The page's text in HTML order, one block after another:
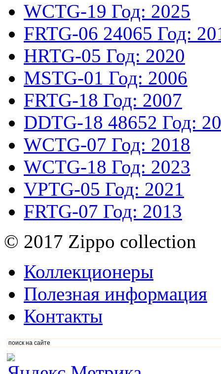
WCTG-19 Год: 2025
FRTG-06 24065 Год:
HRTG-05 Год: 2020
MSTG-01 Год: 2006
FRTG-18 Год: 2007
DDTG-18 48652 Год:
WCTG-07 Год: 2018
WCTG-18 Год: 2023
VPTG-05 Год: 2021
FRTG-07 Год: 2013
© 2017 Zippo collection
Коллекционеры
Полезная информация
Контакты